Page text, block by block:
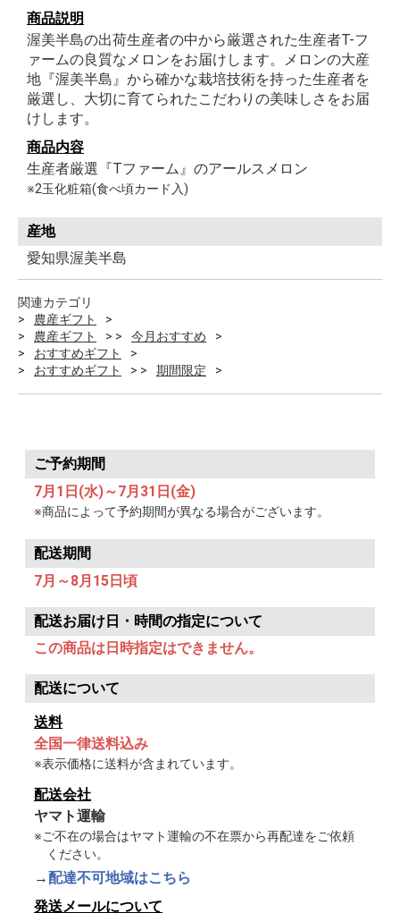
商品説明
渥美半島の出荷生産者の中から厳選された生産者T-フ
ァームの良質なメロンをお届けします。メロンの大産
地『渥美半島』から確かな栽培技術を持った生産者を
厳選し、大切に育てられたこだわりの美味しさをお届
けします。
商品内容
生産者厳選『Tファーム』のアールスメロン
※2玉化粧箱(食べ頃カード入)
産地
愛知県渥美半島
関連カテゴリ
農産ギフト
農産ギフト
今月おすすめ
おすすめギフト
おすすめギフト
期間限定
ご予約期間
7月1日(水)～7月31日(金)
※商品によって予約期間が異なる場合がございます。
配送期間
7月～8月15日頃
配送お届け日・時間の指定について
この商品は日時指定はできません。
配送について
送料
全国一律送料込み
※表示価格に送料が含まれています。
配送会社
ヤマト運輸
※ご不在の場合はヤマト運輸の不在票から再配達をご依頼
ください。
→配達不可地域はこちら
発送メールについて